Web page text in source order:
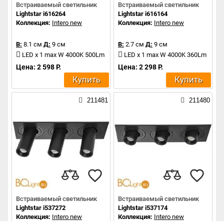
Встраиваемый светильник
Lightstar i616264
Коллекция: Intero new
В: 8.1 см Д: 9 см
LED x 1 max W 4000K 500Lm
Цена: 2 598 Р.
Купить
Встраиваемый светильник
Lightstar i616164
Коллекция: Intero new
В: 2.7 см Д: 9 см
LED x 1 max W 4000K 360Lm
Цена: 2 298 Р.
Купить
211481
Встраиваемый светильник
Lightstar i537272
Коллекция: Intero new
211480
Встраиваемый светильник
Lightstar i537174
Коллекция: Intero new